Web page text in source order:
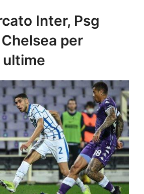
Inter, Psg
per
ultime